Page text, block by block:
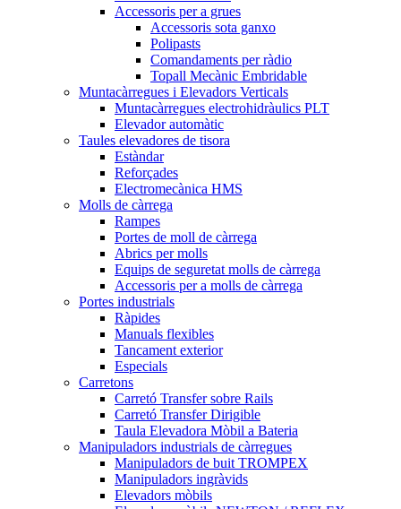
Accessoris per a grues
Accessoris sota ganxo
Polipasts
Comandaments per ràdio
Topall Mecànic Embridable
Muntacàrregues i Elevadors Verticals
Muntacàrregues electrohidràulics PLT
Elevador automàtic
Taules elevadores de tisora
Estàndar
Reforçades
Electromecànica HMS
Molls de càrrega
Rampes
Portes de moll de càrrega
Abrics per molls
Equips de seguretat molls de càrrega
Accessoris per a molls de càrrega
Portes industrials
Ràpides
Manuals flexibles
Tancament exterior
Especials
Carretons
Carretó Transfer sobre Rails
Carretó Transfer Dirigible
Taula Elevadora Mòbil a Bateria
Manipuladors industrials de càrregues
Manipuladors de buit TROMPEX
Manipuladors ingràvids
Elevadors mòbils